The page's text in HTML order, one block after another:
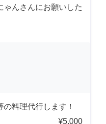
ゃんさんにお願いした
料理代行します！
¥5,000